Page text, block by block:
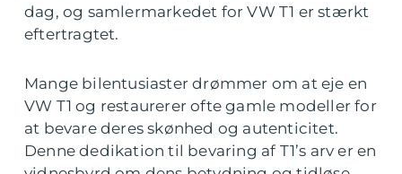
dag, og samlermarkedet for VW T1 er stærkt
eftertragtet.
Mange bilentusiaster drømmer om at eje en
VW T1 og restaurerer ofte gamle modeller for
at bevare deres skønhed og autenticitet.
Denne dedikation til bevaring af T1’s arv er en